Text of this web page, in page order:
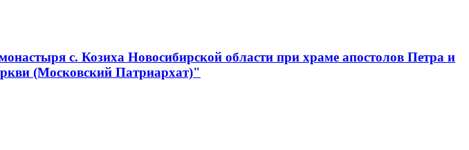
с. Козиха Новосибирской области при храме апостолов Петра и
(Московский Патриархат)"